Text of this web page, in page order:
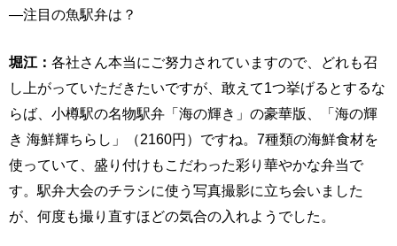
―注目の魚駅弁は？
堀江： 各社さん本当にご努力されていますので、どれも召
し上がっていただきたいですが、敢えて1つ挙げるとするな
らば、小樽駅の名物駅弁「海の輝き」の豪華版、「海の輝
き 海鮮輝ちらし」（2160円）ですね。7種類の海鮮食材を
使っていて、盛り付けもこだわった彩り華やかな弁当で
す。駅弁大会のチラシに使う写真撮影に立ち会いました
が、何度も撮り直すほどの気合の入れようでした。